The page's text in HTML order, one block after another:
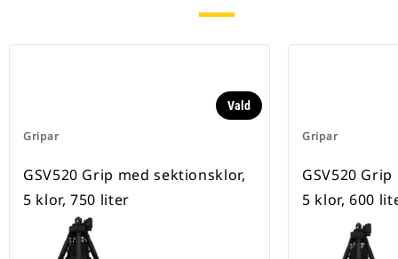
Gripar
Vald
GSV520 Grip med sektionsklor,
5 klor, 750 liter
Gripar
GSV520
5 klor, 600